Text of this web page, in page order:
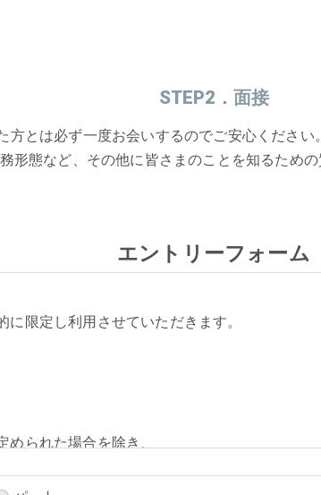
STEP2．面接
とは必ず一度お会いするのでご安心ください。
形態など、その他に皆さまのことを知るため
エントリーフォーム
限定し利用させていただきます。
られた場合を除き、